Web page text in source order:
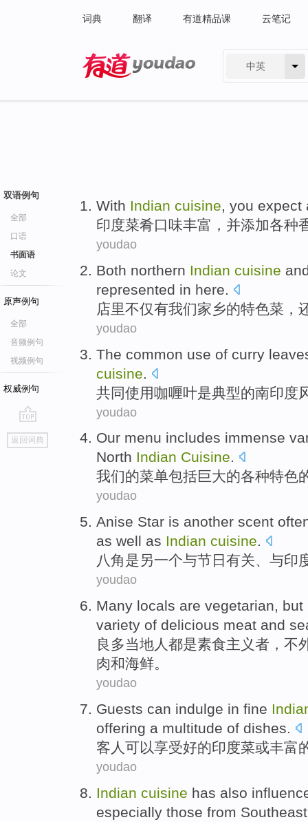
词典 翻译 有道精品课 云笔记
中英
双语例句
全部
口语
书面语
论文
原声例句
全部
音频例句
视频例句
权威例句
go
top
返回词典
With Indian cuisine, you
印度菜肴口味丰富 ， 并添加各种
youdao
Both northern Indian cuisine
represented in here.
店里不仅有我们家乡的特色菜 ，
youdao
The common use of curry
cuisine
共同使用咖喱叶是典型的南印度
youdao
Our menu includes immense
North Indian Cuisine.
我们的菜单包括巨大的各种特色
youdao
Anise Star is another scent
as well as Indian cuisine.
八角是另一个与节日 有关、 与印
youdao
Many locals are vegetarian, but
variety of delicious meat and
良多当地人 都是素食主义者 ， 不
肉和海鲜。
youdao
Guests can indulge in fine
offering a multitude of dishes.
客人 可以享受好的印度菜或丰富
youdao
Indian cuisine has also
especially those from